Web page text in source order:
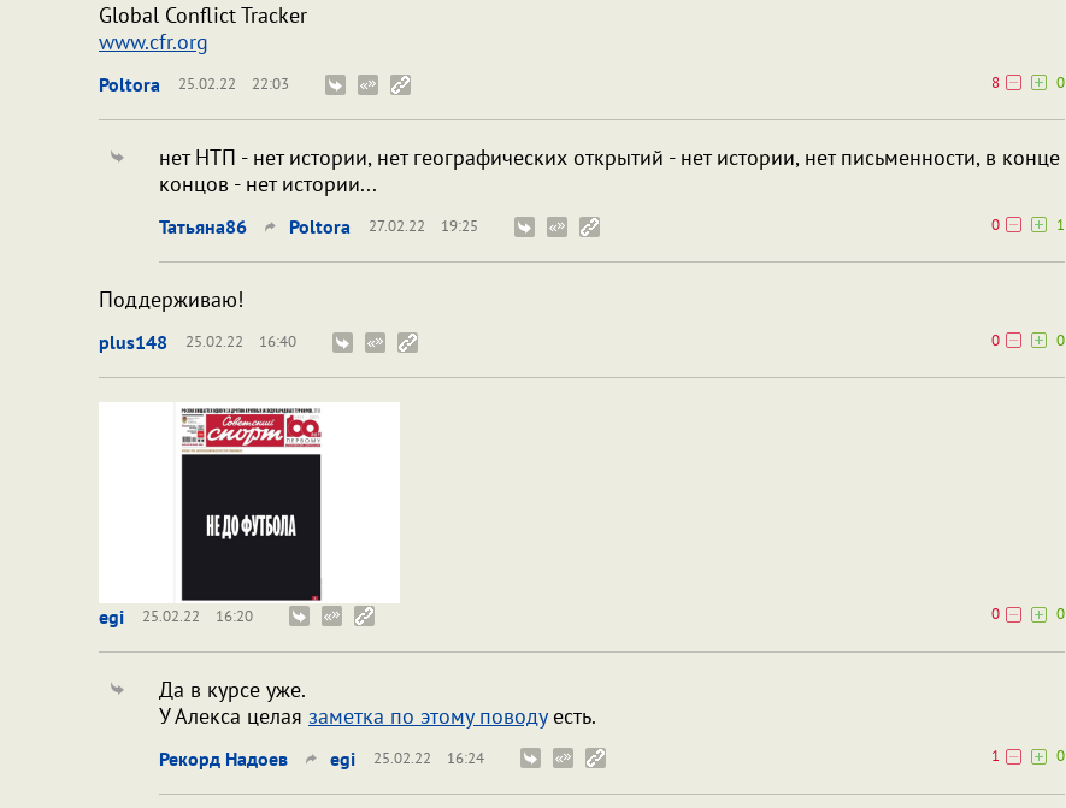
Global Conflict Tracker
www.cfr.org
Poltora 25.02.22 22:03 8 0
нет НТП - нет истории, нет географических открытий - нет истории, нет письменности, в конце
концов - нет истории...
Татьяна86 Poltora 27.02.22 19:25 0 1
Поддерживаю!
plus148 25.02.22 16:40 0 0
egi 25.02.22 16:20 0 0
Да в курсе уже.
У Алекса целая заметка по этому поводуесть.
Рекорд Надоев egi 25.02.22 16:24 1 0